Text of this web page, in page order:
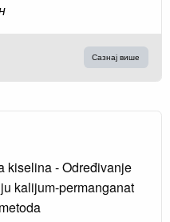
Сазнај више
kiselina - Određivanje
kalijum-permanganat